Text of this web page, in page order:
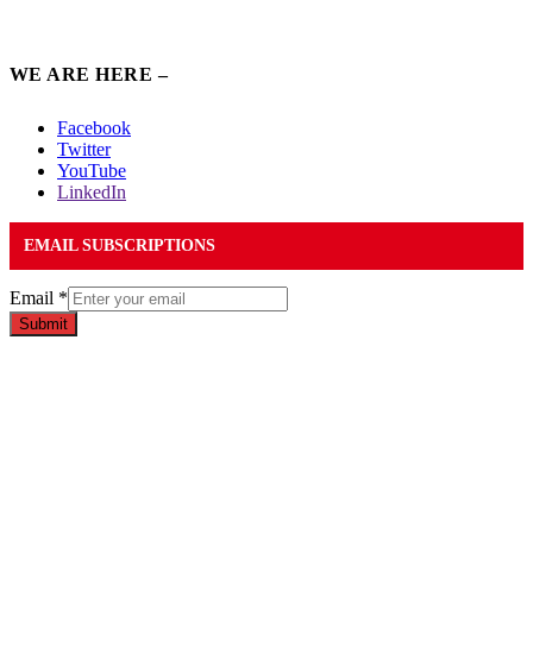
WE ARE HERE –
Facebook
Twitter
YouTube
LinkedIn
EMAIL SUBSCRIPTIONS
Email *
Submit